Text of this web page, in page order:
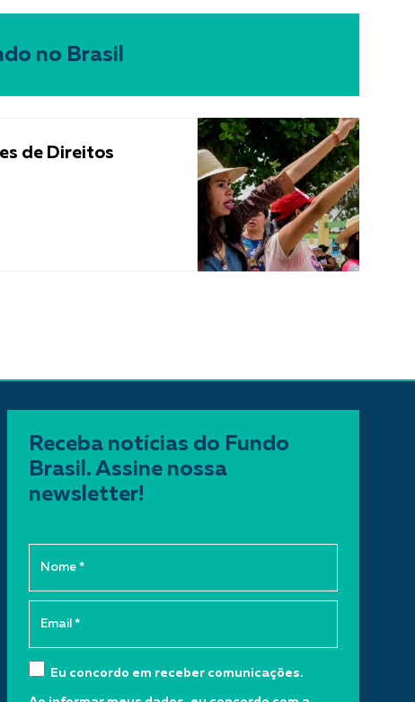
no Brasil
de Direitos
Receba notícias do Fundo
Brasil. Assine nossa
newsletter!
Eu concordo em receber comunicações.